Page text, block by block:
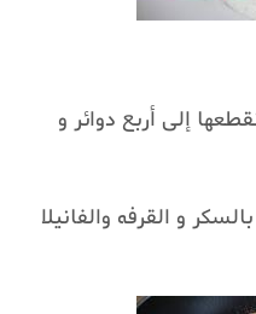
إلى أربع دوائر و
و القرفه والفانيلا